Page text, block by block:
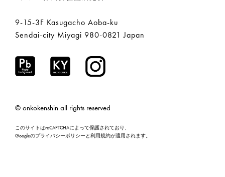
9-15-3F Kasugacho Aoba-ku
Sendai-city Miyagi 980-0821 Japan
© onkokenshin all rights reserved
このサイトはreCAPTCHAによって保護されており、
Googleのプライバシーポリシー と利用規約が適用されます。